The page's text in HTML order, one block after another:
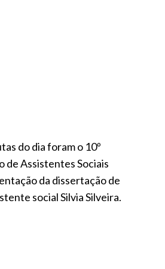
do dia foram o 10º
de Assistentes Sociais
da dissertação de
social Silvia Silveira.